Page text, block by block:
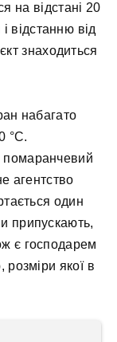
на відстані 20
відстанню від
знаходиться
набагато
°C.
агентство
один
припускають,
є господарем
якої в